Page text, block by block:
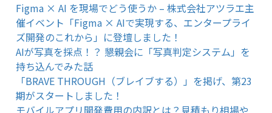
Figma × AI を現場でどう使うか – 株式会社アツラエ主
催イベント「Figma × AIで実現する、エンタープライ
ズ開発のこれから」に登壇しました！
AIが写真を採点！？ 懇親会に「写真判定システム」を
持ち込んでみた話
「BRAVE THROUGH（ブレイブする）」を掲げ、第23
期がスタートしました！